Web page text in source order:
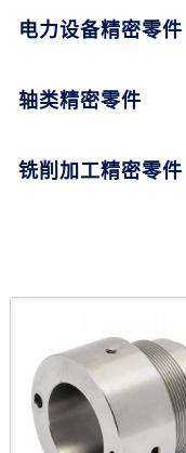
电力设备精密零件
轴类精密零件
铣削加工精密零件